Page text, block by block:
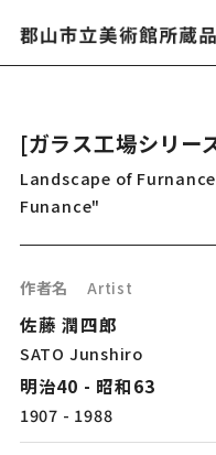
[ガラス工場シリー
Landscape of
Funance"
作者名 Artist
佐藤 潤四郎
SATO Junshiro
明治40 - 昭和63
1907 - 1988